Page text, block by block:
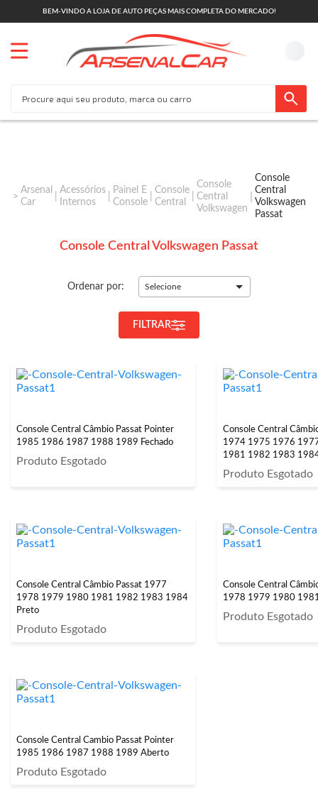
BEM-VINDO A LOJA DE AUTO PEÇAS MAIS COMPLETA DO MERCADO!
Arsenal
Car
Acessórios
Internos
Painel E
Console
Console
Central
Console
Central
Volkswagen
Console
Central
Volkswagen
Passat
Console Central Volkswagen Passat
Ordenar por: Selecione
FILTRAR
Console Central Câmbio Passat Pointer
1985 1986 1987 1988 1989 Fechado
Produto Esgotado
Console Central
1974 1975 1976
1981 1982 1983
Produto Esgotado
Console Central Câmbio Passat 1977
1978 1979 1980 1981 1982 1983 1984
Preto
Produto Esgotado
Console Central
1978 1979 1980
Produto Esgotado
Console Central Cambio Passat Pointer
1985 1986 1987 1988 1989 Aberto
Produto Esgotado